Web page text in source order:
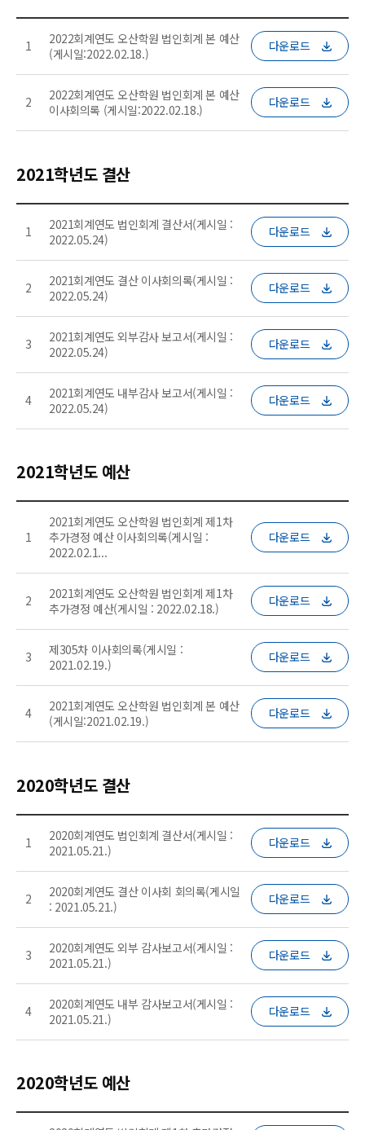
1
2022회계연도 오산학원 법인회계 본 예산
(게시일:2022.02.18.)
다운로드
2
2022회계연도 오산학원 법인회계 본 예산
이사회의록 (게시일:2022.02.18.)
다운로드
2021학년도 결산
1
2021회계연도 법인회계 결산서(게시일 :
2022.05.24)
다운로드
2
2021회계연도 결산 이사회의록(게시일 :
2022.05.24)
다운로드
3
2021회계연도 외부감사 보고서(게시일 :
2022.05.24)
다운로드
4
2021회계연도 내부감사 보고서(게시일 :
2022.05.24)
다운로드
2021학년도 예산
1
2021회계연도 오산학원 법인회계 제1차
추가경정 예산 이사회의록(게시일 :
2022.02.1...
다운로드
2
2021회계연도 오산학원 법인회계 제1차
추가경정 예산(게시일 : 2022.02.18.)
다운로드
3
제305차 이사회의록(게시일 :
2021.02.19.)
다운로드
4
2021회계연도 오산학원 법인회계 본 예산
(게시일:2021.02.19.)
다운로드
2020학년도 결산
1
2020회계연도 법인회계 결산서(게시일 :
2021.05.21.)
다운로드
2
2020회계연도 결산 이사회 회의록(게시일
: 2021.05.21.)
다운로드
3
2020회계연도 외부 감사보고서(게시일 :
2021.05.21.)
다운로드
4
2020회계연도 내부 감사보고서(게시일 :
2021.05.21.)
다운로드
2020학년도 예산